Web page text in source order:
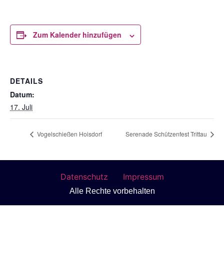
Zum Kalender hinzufügen
DETAILS
Datum:
17. Juli
Vogelschießen Hoisdorf Serenade Schützenfest Trittau
Datenschutz Impressum
Alle Rechte vorbehalten